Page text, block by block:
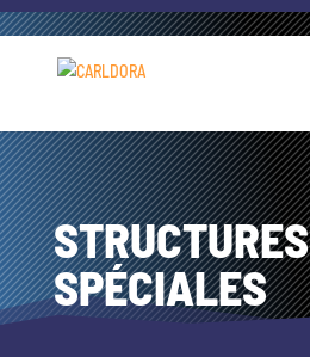
STRUCTURES
SPÉCIALES